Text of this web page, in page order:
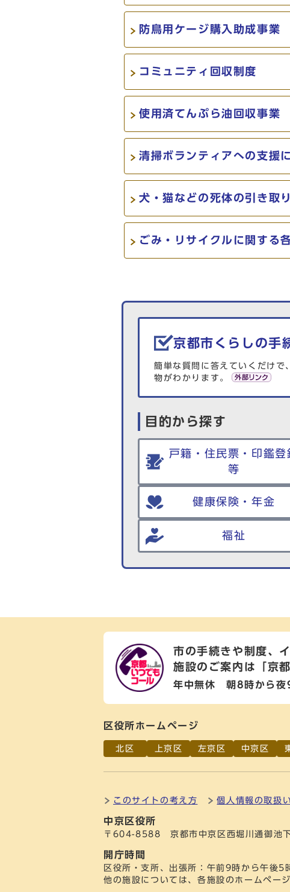
防鳥用ケージ購入助成事業
コミュニティ回収制度
使用済てんぷら油回収事業
清掃ボランティアへの支援
犬・猫などの死体の引き取り
ごみ・リサイクルに関する
生活情報を探す
京都市くらしの手
簡単な質問に答えていくだけで
物がわかります。
目的から探す
戸籍・住民票・印鑑登
等
健康保険・年金
福祉
市の手続きや制度、
施設のご案内は
「京
年中無休 朝8時から夜
区役所ホームページ
北区 上京区 左京区 中京区
このサイトの考え方 個人情報の取扱い
中京区役所
〒604-8588 京都市中京区西堀川通御池
開庁時間
区役所・支所、出張所：午前9時から午
他の施設については、各施設のホームペー